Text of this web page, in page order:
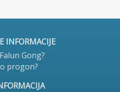
jezici
INFORMACIJE
Gong?
progon?